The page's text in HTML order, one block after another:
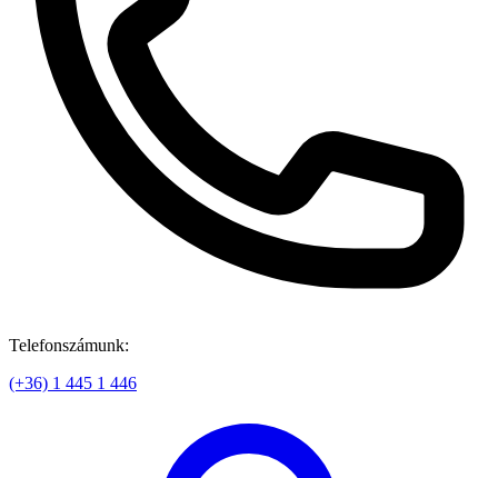
Telefonszámunk:
(+36) 1 445 1 446